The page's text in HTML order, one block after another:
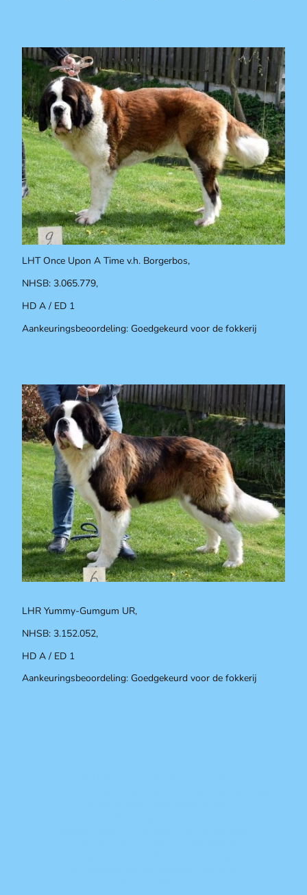
LHT Once Upon A Time v.h. Borgerbos,
NHSB: 3.065.779,
HD A / ED 1
Aankeuringsbeoordeling: Goedgekeurd voor de fokkerij
LHR Yummy-Gumgum UR,
NHSB: 3.152.052,
HD A / ED 1
Aankeuringsbeoordeling: Goedgekeurd voor de fokkerij